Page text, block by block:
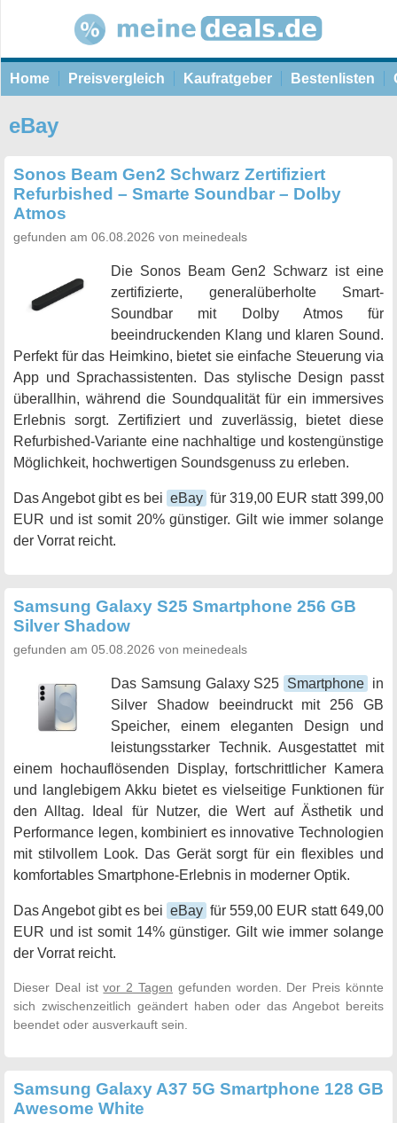
Home Preisvergleich Kaufratgeber Bestenlisten
eBay
Sonos Beam Gen2 Schwarz Zertifiziert
Refurbished – Smarte Soundbar – Dolby
Atmos
gefunden am 06.08.2026 von meinedeals
Die Sonos Beam Gen2 Schwarz ist eine
zertifizierte, generalüberholte Smart-
Soundbar mit Dolby Atmos für
beeindruckenden Klang und klaren Sound.
Perfekt für das Heimkino, bietet sie einfache Steuerung via
App und Sprachassistenten. Das stylische Design passt
überallhin, während die Soundqualität für ein immersives
Erlebnis sorgt. Zertifiziert und zuverlässig, bietet diese
Refurbished-Variante eine nachhaltige und kostengünstige
Möglichkeit, hochwertigen Soundsgenuss zu erleben.
Das Angebot gibt es bei eBay für 319,00 EUR statt 399,00
EUR und ist somit 20% günstiger. Gilt wie immer solange
der Vorrat reicht.
Samsung Galaxy S25 Smartphone 256 GB
Silver Shadow
gefunden am 05.08.2026 von meinedeals
Das Samsung Galaxy S25 Smartphone in
Silver Shadow beeindruckt mit 256 GB
Speicher, einem eleganten Design und
leistungsstarker Technik. Ausgestattet mit
einem hochauflösenden Display, fortschrittlicher Kamera
und langlebigem Akku bietet es vielseitige Funktionen für
den Alltag. Ideal für Nutzer, die Wert auf Ästhetik und
Performance legen, kombiniert es innovative Technologien
mit stilvollem Look. Das Gerät sorgt für ein flexibles und
komfortables Smartphone-Erlebnis in moderner Optik.
Das Angebot gibt es bei eBay für 559,00 EUR statt 649,00
EUR und ist somit 14% günstiger. Gilt wie immer solange
der Vorrat reicht.
Dieser Deal istvor 2 Tagen gefunden worden. Der Preis könnte
sich zwischenzeitlich geändert haben oder das Angebot bereits
beendet oder ausverkauft sein.
Samsung Galaxy A37 5G Smartphone 128 GB
Awesome White